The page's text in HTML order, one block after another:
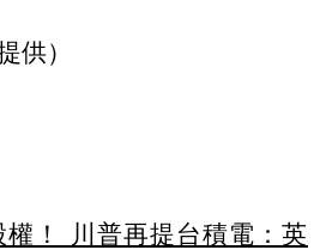
供）
！ 川普再提台積電：英